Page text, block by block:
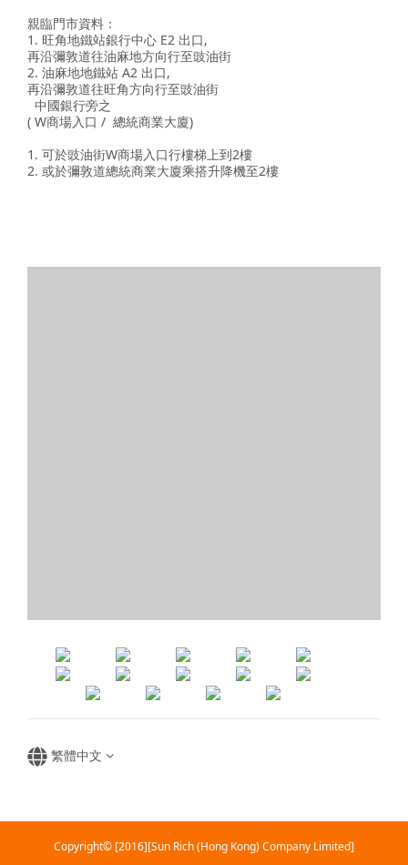
親臨門市資料：
1. 旺角地鐵站銀行中心 E2 出口,
再沿彌敦道往油麻地方向行至豉油街
2. 油麻地地鐵站 A2 出口,
再沿彌敦道往旺角方向行至豉油街
中國銀行旁之
( W商場入口 / 總統商業大廈)
1. 可於豉油街W商場入口行樓梯上到2樓
2. 或於彌敦道總統商業大廈乘搭升降機至2樓
繁體中文
Copyright© [2016][Sun Rich (Hong Kong) Company Limited]